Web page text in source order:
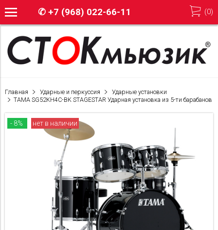
✆ +7 (968) 022-66-11 (0)
Главная Ударные и перкуссия
Ударные установки
TAMA SG52KH4C-BK STAGESTAR Ударная установка из 5-ти барабанов
- 8% нет в наличии